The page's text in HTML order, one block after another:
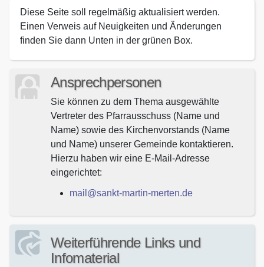
Diese Seite soll regelmäßig aktualisiert werden.
Einen Verweis auf Neuigkeiten und Änderungen
finden Sie dann Unten in der grünen Box.
Ansprechpersonen
Sie können zu dem Thema ausgewählte
Vertreter des Pfarrausschuss (Name und
Name) sowie des Kirchenvorstands (Name
und Name) unserer Gemeinde kontaktieren.
Hierzu haben wir eine E-Mail-Adresse
eingerichtet:
mail@sankt-martin-merten.de
Weiterführende Links und
Infomaterial